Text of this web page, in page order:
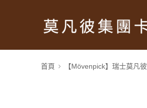
首頁 【Mövenpick】瑞士莫凡彼